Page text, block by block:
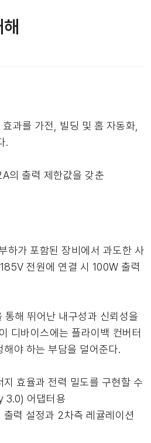
과를 가전, 빌딩 및 홈 자동화,
.
의 출력 제한값을 갖춘
하가 포함된 장비에서 과도한 사
전원에 연결 시 100W 출력
해 뛰어난 내구성과 신뢰성을
디바이스에는 플라이백 컨버터
야 하는 부담을 덜어준다.
효율과 전력 밀도를 구현할 수
3.0) 어댑터용
력 설정과 2차측 레귤레이션